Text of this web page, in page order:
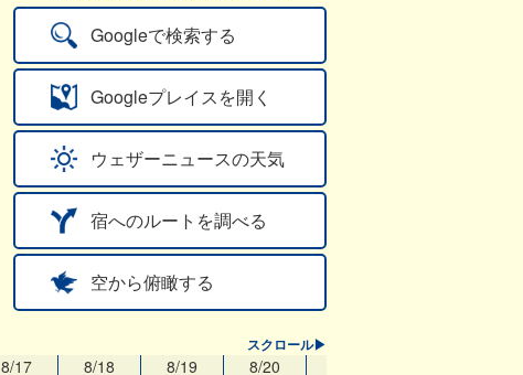
Googleで検索する
Googleプレイスを開く
ウェザーニュースの天気
宿へのルートを調べる
空から俯瞰する
スクロール▶
8/17 8/18 8/19 8/20